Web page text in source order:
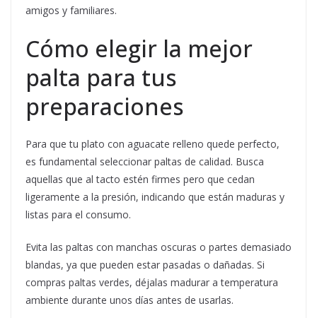
amigos y familiares.
Cómo elegir la mejor
palta para tus
preparaciones
Para que tu plato con aguacate relleno quede perfecto,
es fundamental seleccionar paltas de calidad. Busca
aquellas que al tacto estén firmes pero que cedan
ligeramente a la presión, indicando que están maduras y
listas para el consumo.
Evita las paltas con manchas oscuras o partes demasiado
blandas, ya que pueden estar pasadas o dañadas. Si
compras paltas verdes, déjalas madurar a temperatura
ambiente durante unos días antes de usarlas.